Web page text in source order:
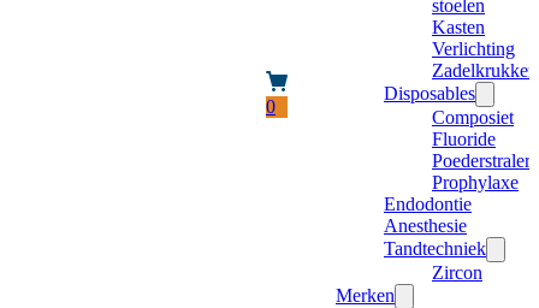
0
stoelen
Kasten
Verlichting
Zadelkrukken
Disposables
Composiet
Fluoride
Poederstraler
Prophylaxe
Endodontie
Anesthesie
Tandtechniek
Zircon
Merken